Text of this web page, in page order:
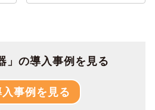
」の導入事例を見る
事例を見る